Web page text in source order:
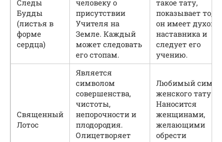
Следы
Будды
(листья в
форме
сердца)
человеку о
присутствии
Учителя на
Земле. Каждый
может следовать
его стопам.
такое тату,
показывает то,
он имеет
наставника и
следует его
учению.
Священный
Лотос
Является
символом
совершенства,
чистоты,
непорочности и
плодородия.
Олицетворяет
Любимый
женского тату.
Наносится
женщинами,
желающими
обрести